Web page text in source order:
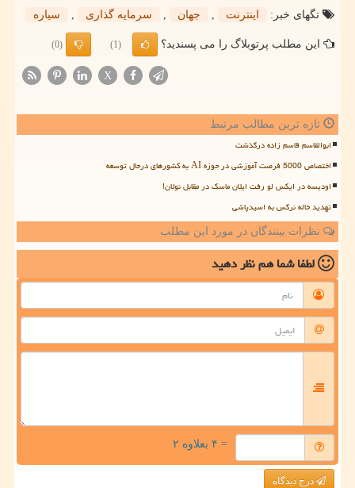
تگهای خبر:
اینترنت , جهان , سرمایه گذاری , سیاره
این مطلب پرتوبلاگ را می پسندید؟ (1)
(0)
X
تازه ترین مطالب مرتبط
ابوالقاسم قاسم زاده درگذشت
اختصاص 5000 فرصت آموزشی در حوزه AI به کشورهای درحال توسعه
اودیسه در ایکس لو رفت ایلان ماسک در مقابل نولان!
تهدید خاله نرگس به اسیدپاشی
نظرات بینندگان در مورد این مطلب
لطفا شما همنظر دهید
= ۴ بعلاوه ۲
درج دیدگاه